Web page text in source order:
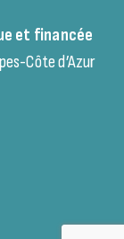
et financée
Côte d’Azur